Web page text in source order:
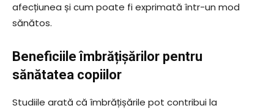
afecțiunea și cum poate fi exprimată într-un mod
sănătos.
Beneficiile îmbrățișărilor pentru
sănătatea copiilor
Studiile arată că îmbrățișările pot contribui la